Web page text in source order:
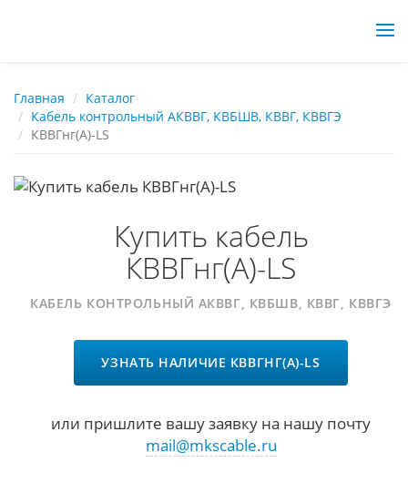
Перейти
основному
Главная
Каталог
Кабель контрольный АКВВГ, КВБШВ, КВВГ, КВВГЭ
КВВГнг(А)-LS
Купить кабель
КВВГнг(А)-LS
КАБЕЛЬ КОНТРОЛЬНЫЙ АКВВГ, КВБШВ, КВВГ, КВВГЭ
УЗНАТЬ НАЛИЧИЕ КВВГНГ(А)-LS
или пришлите вашу заявку на нашу почту
mail@mkscable.ru